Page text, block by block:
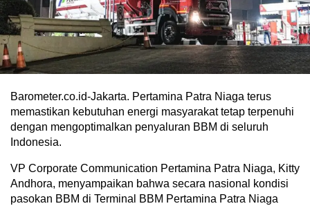
Barometer.co.id-Jakarta. Pertamina Patra Niaga terus
memastikan kebutuhan energi masyarakat tetap terpenuhi
dengan mengoptimalkan penyaluran BBM di seluruh
Indonesia.
VP Corporate Communication Pertamina Patra Niaga, Kitty
Andhora, menyampaikan bahwa secara nasional kondisi
pasokan BBM di Terminal BBM Pertamina Patra Niaga